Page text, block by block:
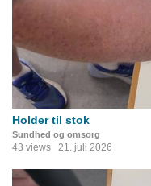
Holder til stok
Sundhed og omsorg
43 views 21. juli 2026